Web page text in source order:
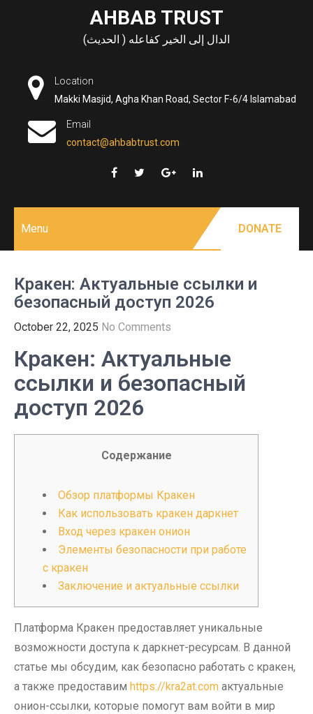
AHBAB TRUST
الدال إلى الخير كفاعله ( الحديث)
Location
Makki Masjid, Agha Khan Road, Sector F-6/4 Islamabad
Email
contact@ahbabtrust.com
Menu DONATE
Кракен: Актуальные ссылки и
безопасный доступ 2026
October 22, 2025 No Comments
Кракен: Актуальные
ссылки и безопасный
доступ 2026
Содержание
Обзор платформы Кракен
Как использовать кракен даркнет
Вход через кракен онион
Элементы безопасности при работе
с кракен
Заключение и актуальные ссылки
Платформа Кракен предоставляет уникальные
возможности доступа к даркнет-ресурсам. В данной
статье мы обсудим, как безопасно работать с кракен,
а также предоставим https://kra2at.com актуальные
онион-ссылки, которые помогут вам войти в мир